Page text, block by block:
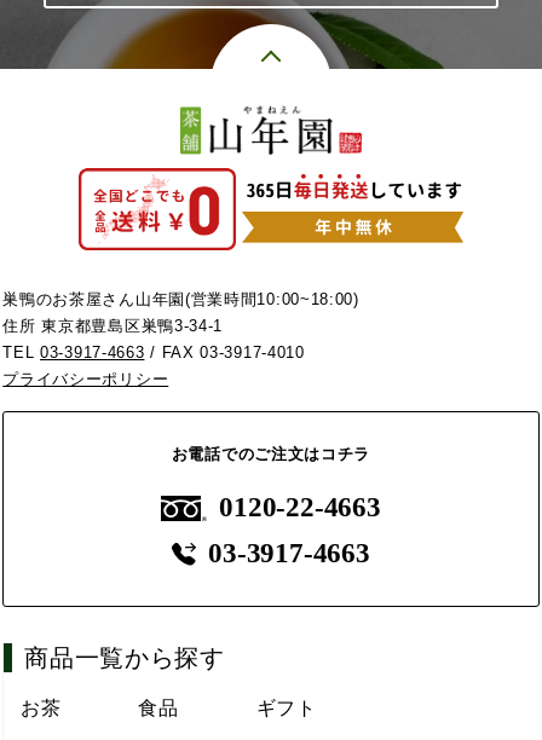
巣鴨のお茶屋さん山年園(営業時間10:00~18:00)
住所 東京都豊島区巣鴨3-34-1
TEL03-3917-4663 / FAX 03-3917-4010
プライバシーポリシー
お電話でのご注文はコチラ
0120-22-4663
03-3917-4663
商品一覧から探す
お茶 食品 ギフト